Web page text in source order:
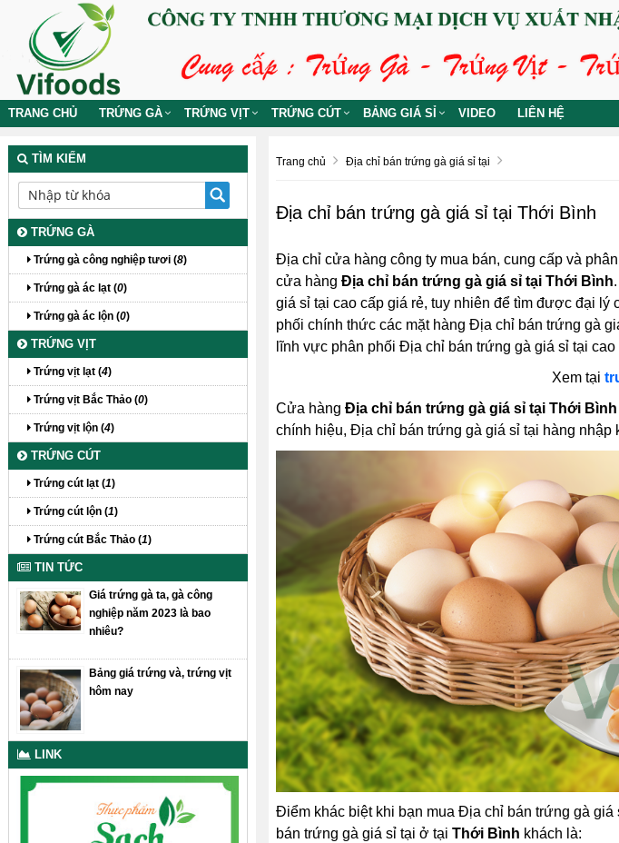
TRANG CHỦ TRỨNG GÀ TRỨNG VỊT TRỨNG CÚT BẢNG GIÁ SỈ VIDEO LIÊN HỆ
Trang chủ Địa chỉ bán trứng gà giá sỉ tại
Địa chỉ bán trứng gà giá sỉ tại Thới Bình
Địa chỉ cửa hàng công ty mua bán, cung cấp và
cửa hàng Địa chỉ bán trứng gà giá sỉ tại Thới Bình
giá sỉ tại cao cấp giá rẻ, tuy nhiên để tìm được đại
phối chính thức các mặt hàng Địa chỉ bán trứng gà
lĩnh vực phân phối Địa chỉ bán trứng gà giá sỉ tại cao
Xem tại
Cửa hàng Địa chỉ bán trứng gà giá sỉ tại Thới Bình
chính hiệu, Địa chỉ bán trứng gà giá sỉ tại hàng
Điểm khác biệt khi bạn mua Địa chỉ bán trứng gà giá
bán trứng gà giá sỉ tại ở tại Thới Bình khách là:
TÌM KIẾM
TRỨNG GÀ
Trứng gà công nghiệp tươi (8)
Trứng gà ác lạt (0)
Trứng gà ác lộn (0)
TRỨNG VỊT
Trứng vịt lạt (4)
Trứng vịt Bắc Thảo (0)
Trứng vịt lộn (4)
TRỨNG CÚT
Trứng cút lạt (1)
Trứng cút lộn (1)
Trứng cút Bắc Thảo (1)
TIN TỨC
Giá trứng gà ta, gà công
nghiệp năm 2023 là bao
nhiêu?
Bảng giá trứng và, trứng vịt
hôm nay
LINK